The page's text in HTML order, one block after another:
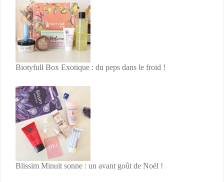
Biotyfull Box Exotique : du peps dans le froid !
Blissim Minuit sonne : un avant goût de Noël !